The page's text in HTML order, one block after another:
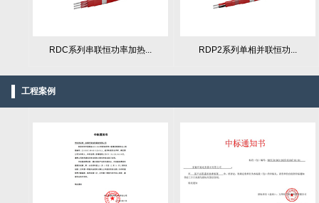
RDC系列串联恒功率加热... RDP2系列单相并联恒功...
工程案例